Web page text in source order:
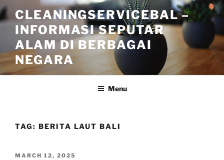
Skip
to
content
CLEANINGSERVICEBAL –
INFORMASI SEPUTAR
ALAM DI BERBAGAI
NEGARA
Menu
TAG: BERITA LAUT BALI
POSTED
MARCH 12, 2025